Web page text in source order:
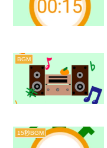
BGM
15秒BGM